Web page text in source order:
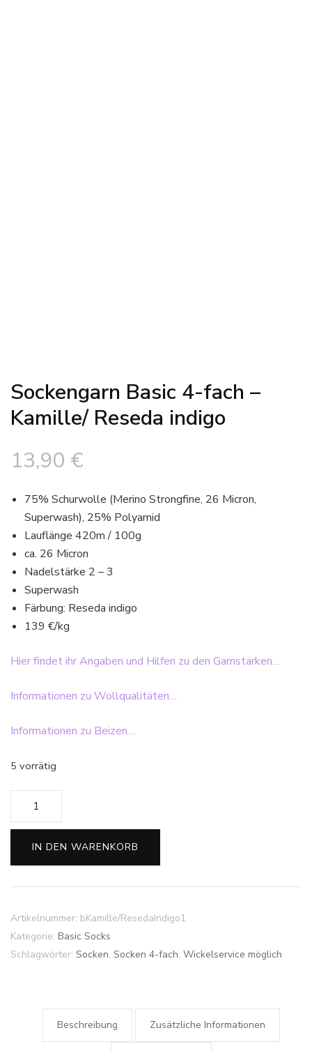
Sockengarn Basic 4-fach –
Kamille/ Reseda indigo
13,90 €
75% Schurwolle (Merino Strongfine, 26 Micron,
Superwash), 25% Polyamid
Lauflänge 420m / 100g
ca. 26 Micron
Nadelstärke 2 – 3
Superwash
Färbung: Reseda indigo
139 €/kg
Hier findet ihr Angaben und Hilfen zu den Garnstärken…
Informationen zu Wollqualitäten…
Informationen zu Beizen…
5 vorrätig
Sockengarn
Kamille/
indigo
Menge
IN DEN WARENKORB
Artikelnummer: bKamille/ResedaIndigo1
Kategorie: Basic Socks
Schlagwörter: Socken, Socken 4-fach, Wickelservice möglich
Beschreibung Zusätzliche Informationen